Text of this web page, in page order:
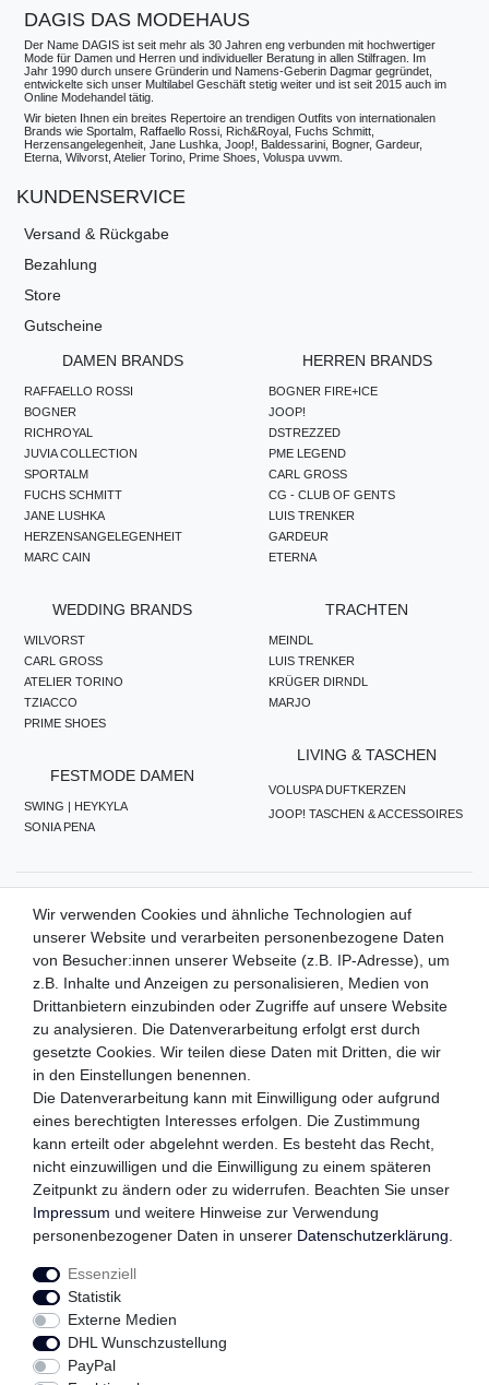
DAGIS DAS MODEHAUS
Der Name DAGIS ist seit mehr als 30 Jahren eng verbunden mit hochwertiger
Mode für Damen und Herren und individueller Beratung in allen Stilfragen. Im
Jahr 1990 durch unsere Gründerin und Namens-Geberin Dagmar gegründet,
entwickelte sich unser Multilabel Geschäft stetig weiter und ist seit 2015 auch im
Online Modehandel tätig.
Wir bieten Ihnen ein breites Repertoire an trendigen Outfits von internationalen
Brands wie Sportalm, Raffaello Rossi, Rich&Royal, Fuchs Schmitt,
Herzensangelegenheit, Jane Lushka, Joop!, Baldessarini, Bogner, Gardeur,
Eterna, Wilvorst, Atelier Torino, Prime Shoes, Voluspa uvwm.
KUNDENSERVICE
Versand & Rückgabe
Bezahlung
Store
Gutscheine
DAMEN BRANDS
RAFFAELLO ROSSI
BOGNER
RICHROYAL
JUVIA COLLECTION
SPORTALM
FUCHS SCHMITT
JANE LUSHKA
HERZENSANGELEGENHEIT
MARC CAIN
HERREN BRANDS
BOGNER FIRE+ICE
JOOP!
DSTREZZED
PME LEGEND
CARL GROSS
CG - CLUB OF GENTS
LUIS TRENKER
GARDEUR
ETERNA
WEDDING BRANDS
WILVORST
CARL GROSS
ATELIER TORINO
TZIACCO
PRIME SHOES
FESTMODE DAMEN
SWING | HEYKYLA
SONIA PENA
TRACHTEN
MEINDL
LUIS TRENKER
KRÜGER DIRNDL
MARJO
LIVING & TASCHEN
VOLUSPA DUFTKERZEN
JOOP! TASCHEN & ACCESSOIRES
ZAHLUNGSMETHODEN
WIR VERSENDEN MIT
QUALITÄTSVERSPRECHEN
FOLGEN SIE UNS
Impressum
Widerrufs­recht Vertrag widerrufen
Wir verwenden Cookies und ähnliche Technologien auf
unserer Website und verarbeiten personenbezogene Daten
von Besucher:innen unserer Webseite (z.B. IP-Adresse), um
z.B. Inhalte und Anzeigen zu personalisieren, Medien von
Drittanbietern einzubinden oder Zugriffe auf unsere Website
zu analysieren. Die Datenverarbeitung erfolgt erst durch
gesetzte Cookies. Wir teilen diese Daten mit Dritten, die wir
in den Einstellungen benennen.
Die Datenverarbeitung kann mit Einwilligung oder aufgrund
eines berechtigten Interesses erfolgen. Die Zustimmung
kann erteilt oder abgelehnt werden. Es besteht das Recht,
nicht einzuwilligen und die Einwilligung zu einem späteren
Zeitpunkt zu ändern oder zu widerrufen. Beachten Sie unser
Impressum und weitere Hinweise zur Verwendung
personenbezogener Daten in unserer Daten­schutz­erklärung
Essenziell
Statistik
Externe Medien
DHL Wunschzustellung
PayPal